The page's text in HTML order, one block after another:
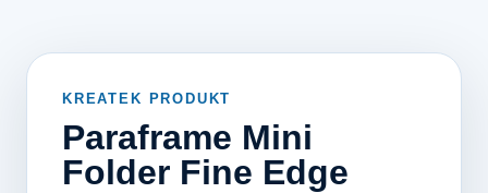
KREATEK PRODUKT
Paraframe Mini
Folder Fine Edge